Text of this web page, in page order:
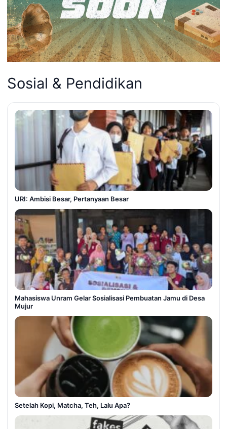
Sosial & Pendidikan
URI: Ambisi Besar, Pertanyaan Besar
Mahasiswa Unram Gelar Sosialisasi Pembuatan Jamu di Desa
Mujur
Setelah Kopi, Matcha, Teh, Lalu Apa?